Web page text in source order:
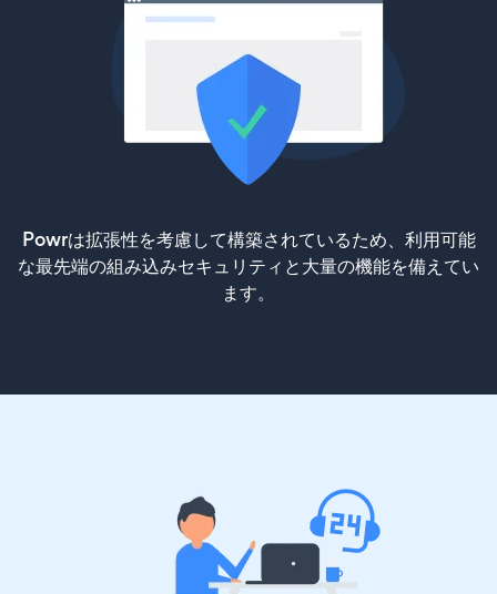
Powrは拡張性を考慮して構築されているため、利用可能
な最先端の組み込みセキュリティと大量の機能を備えてい
ます。